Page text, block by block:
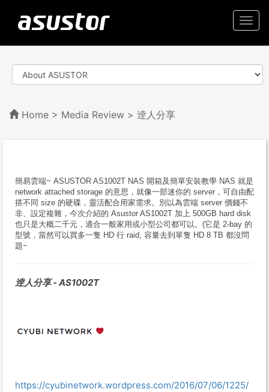
Home > Media Review > 逹人分享
簡易雲端~ ASUSTOR AS1002T NAS 開箱及簡單安裝教學 NAS 就是
network attached storage 的意思，就像一部迷你的 server，可自由配
搭不同 size 的硬碟，靈活配合用家需求。別以為雲端 server 價錢不
非、設定複雜，今次介紹的 Asustor AS1002T 加上 500GB hard disk
也只是大概二千元，適合一般家用或小型公司都可以。(它是 2-bay 的
型號，當然可以買多一隻 HD 行 raid, 容量去到單隻 HD 8 TB 都沒問
題~
逹人分享 - AS1002T
https://cyubinetwork.wordpress.com/2016/07/06/1225/